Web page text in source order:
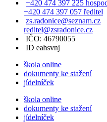
+420 474 397 225
+420 474 397 057 ředitel
zs.radonice@seznam.cz
reditel@zsradonice.cz
IČO: 46790055
ID eahsvnj
škola online
dokumenty ke stažení
jídelníček
škola online
dokumenty ke stažení
jídelníček